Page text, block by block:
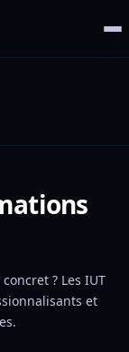
? Les IUT
et